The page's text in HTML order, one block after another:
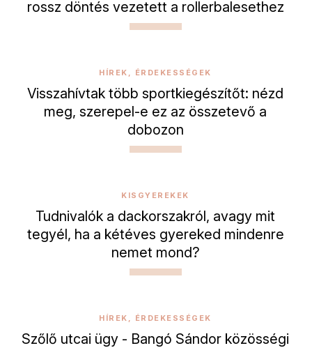
rossz döntés vezetett a rollerbalesethez
HÍREK, ÉRDEKESSÉGEK
Visszahívtak több sportkiegészítőt: nézd
meg, szerepel-e ez az összetevő a
dobozon
KISGYEREKEK
Tudnivalók a dackorszakról, avagy mit
tegyél, ha a kétéves gyereked mindenre
nemet mond?
HÍREK, ÉRDEKESSÉGEK
Szőlő utcai ügy - Bangó Sándor közösségi